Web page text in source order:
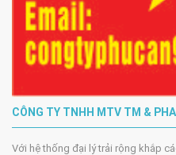
CÔNG TY TNHH MTV TM & PHA
Với hệ thống đại lý trải rộng khắp